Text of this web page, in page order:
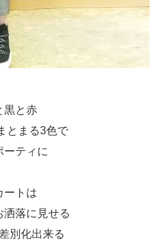
黒と赤
とまる3色で
ーティに
ートは
洒落に見せる
別化出来る